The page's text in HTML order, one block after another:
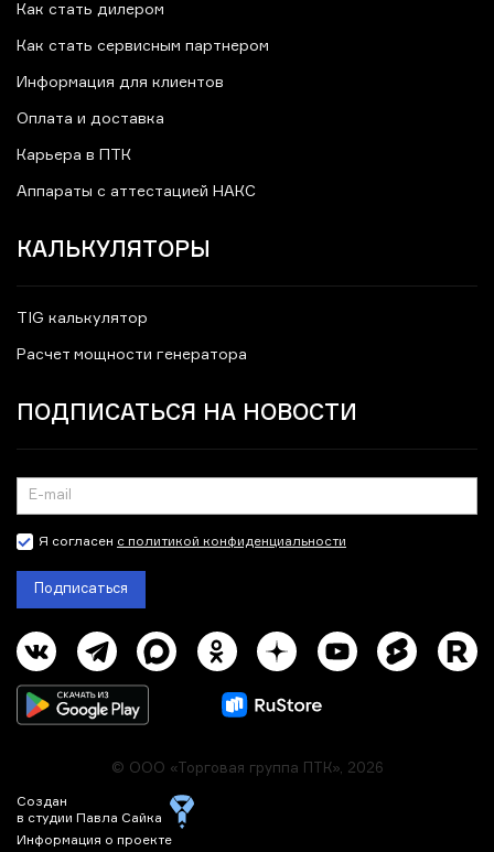
Как стать дилером
Как стать сервисным партнером
Информация для клиентов
Оплата и доставка
Карьера в ПТК
Аппараты с аттестацией НАКС
КАЛЬКУЛЯТОРЫ
TIG калькулятор
Расчет мощности генератора
ПОДПИСАТЬСЯ НА НОВОСТИ
Я согласен с политикой конфиденциальности
Подписаться
Создан
в студии Павла Сайка
Информация о проекте
© ООО «Торговая группа ПТК», 2026